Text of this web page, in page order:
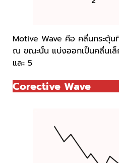
Motive Wave คือ คลื่นกระตุ้น
ณ ขณะนั้น แบ่งออกเป็นคลื่นเ
และ 5
Corective Wave